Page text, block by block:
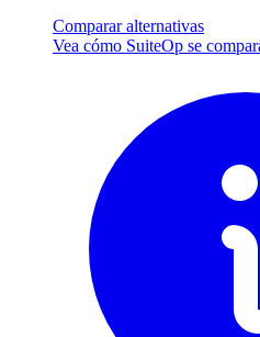
Comparar alternativas
Vea cómo SuiteOp se